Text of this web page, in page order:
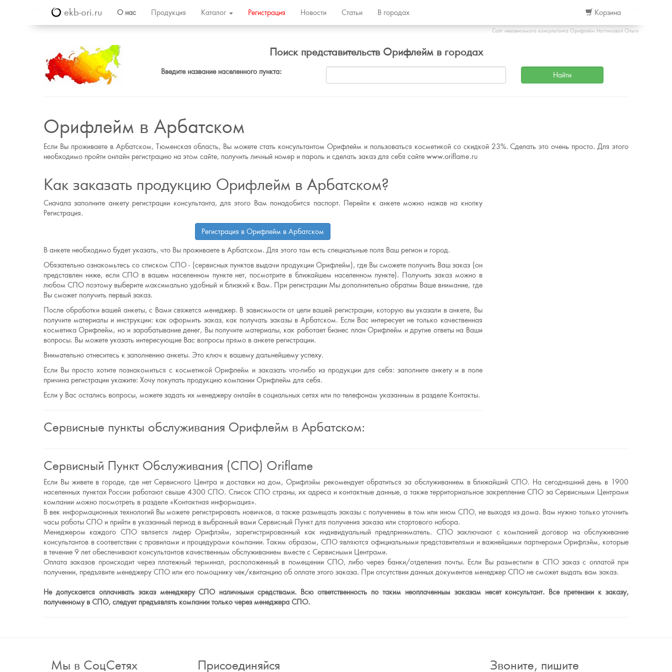
ekb-ori.ru О нас Продукция Каталог Регистрация Новости Статьи В городах Корзина
Сайт независимого консультанта Орифлэйм Ногтиковой Ольги
Поиск представительств Орифлейм в городах
Введите название населенного пункта:
Орифлейм в Арбатском
Если Вы проживаете в Арбатском, Тюменская область, Вы можете стать консультантом Орифлейм и пользоваться косметикой со скидкой 23%. Сделать это очень просто. Для этого
необходимо пройти онлайн регистрацию на этом сайте, получить личный номер и пароль и сделать заказ для себя сайте www.oriflame.ru
Как заказать продукцию Орифлейм в Арбатском?
Сначала заполните анкету регистрации консультанта, для этого Вам понадобится паспорт. Перейти к анкете можно нажав на кнопку
Регистрация.
Регистрация в Орифлейм в Арбатском
В анкете необходимо будет указать, что Вы проживаете в Арбатском. Для этого там есть специальные поля Ваш регион и город.
Обязательно ознакомьтесь со списком СПО - (сервисных пунктов выдачи продукции Орифлейм), где Вы сможете получить Ваш заказ (он
представлен ниже, если СПО в вашем населенном пункте нет, посмотрите в ближайшем населенном пункте). Получить заказ можно в
любом СПО поэтому выберите максимально удобный и близкий к Вам. При регистрации Мы дополнительно обратим Ваше внимание, где
Вы сможет получить первый заказ.
После обработки вашей анкеты, с Вами свяжется менеджер. В зависимости от цели вашей регистрации, которую вы указали в анкете, Вы
получите материалы и инструкции: как оформить заказ, как получать заказы в Арбатском. Если Вас интересует не только качественная
косметика Орифлейм, но и зарабатывание денег, Вы получите материалы, как работает бизнес план Орифлейм и другие ответы на Ваши
вопросы. Вы можете указать интересующие Вас вопросы прямо в анкете регистрации.
Внимательно отнеситесь к заполнению анкеты. Это ключ к вашему дальнейшему успеху.
Если Вы просто хотите познакомиться с косметикой Орифлейм и заказать что-либо из продукции для себя: заполните анкету и в поле
причина регистрации укажите: Хочу покупать продукцию компании Орифлейм для себя.
Если у Вас остались вопросы, можете задать их менеджеру онлайн в социальных сетях или по телефонам указанным в разделе Контакты.
Сервисные пункты обслуживания Орифлейм в Арбатском:
Сервисный Пункт Обслуживания (СПО) Oriflame
Если Вы живете в городе, где нет Сервисного Центра и доставки на дом, Орифлэйм рекомендует обратиться за обслуживанием в ближайший СПО. На сегодняшний день в 1900
населенных пунктах России работают свыше 4300 СПО. Список СПО страны, их адреса и контактные данные, а также территориальное закрепление СПО за Сервисными Центрами
компании можно посмотреть в разделе «Контактная информация».
В век информационных технологий Вы можете регистрировать новичков, а также размещать заказы с получением в том или ином СПО, не выходя из дома. Вам нужно только уточнить
часы работы СПО и прийти в указанный период в выбранный вами Сервисный Пункт для получения заказа или стартового набора.
Менеджером каждого СПО является лидер Орифлэйм, зарегистрированный как индивидуальный предприниматель. СПО заключают с компанией договор на обслуживание
консультантов в соответствии с правилами и процедурами компании. Таким образом, СПО являются официальными представителями и важнейшими партнерами Орифлэйм, которые
в течение 9 лет обеспечивают консультантов качественным обслуживанием вместе с Сервисными Центрами.
Оплата заказов происходит через платежный терминал, расположенный в помещении СПО, либо через банки/отделения почты. Если Вы разместили в СПО заказ с оплатой при
получении, предъявите менеджеру СПО или его помощнику чек/квитанцию об оплате этого заказа. При отсутствии данных документов менеджер СПО не сможет выдать вам заказ.
Не допускается оплачивать заказ менеджеру СПО наличными средствами. Всю ответственность по таким неоплаченным заказам несет консультант. Все претензии к заказу,
полученному в СПО, следует предъявлять компании только через менеджера СПО.
Мы в СоцСетях Присоединяйся Звоните, пишите